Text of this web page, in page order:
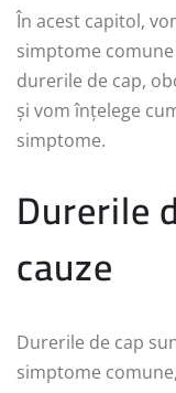
În acest capitol,
simptome comune
durerile de cap,
și vom înțelege
simptome.
Durerile
cauze
Durerile de cap
simptome